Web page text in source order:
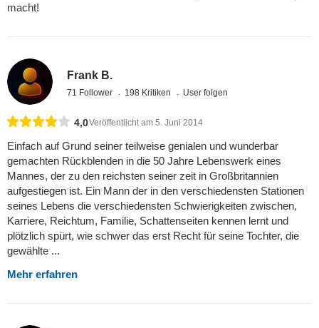
macht!
Frank B.
71 Follower 198 Kritiken User folgen
4,0Veröffentlicht am 5. Juni 2014
Einfach auf Grund seiner teilweise genialen und wunderbar
gemachten Rückblenden in die 50 Jahre Lebenswerk eines
Mannes, der zu den reichsten seiner zeit in Großbritannien
aufgestiegen ist. Ein Mann der in den verschiedensten Stationen
seines Lebens die verschiedensten Schwierigkeiten zwischen,
Karriere, Reichtum, Familie, Schattenseiten kennen lernt und
plötzlich spürt, wie schwer das erst Recht für seine Tochter, die
gewählte ...
Mehr erfahren